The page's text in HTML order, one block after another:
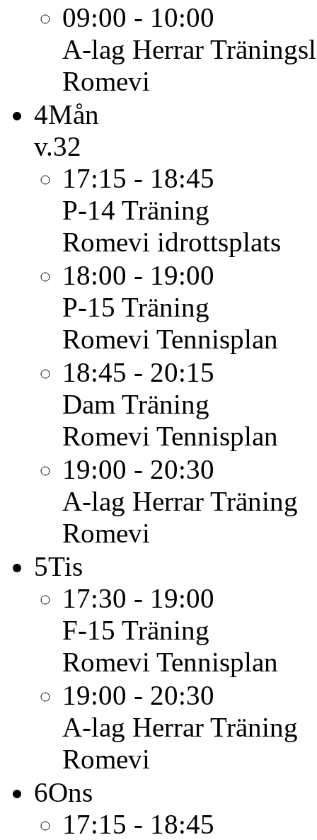
09:00 - 10:00
A-lag Herrar
Romevi
4Mån
v.32
17:15 - 18:45
P-14 Träning
Romevi idrottsplats
18:00 - 19:00
P-15 Träning
Romevi Tennisplan
18:45 - 20:15
Dam Träning
Romevi Tennisplan
19:00 - 20:30
A-lag Herrar Träning
Romevi
5Tis
17:30 - 19:00
F-15 Träning
Romevi Tennisplan
19:00 - 20:30
A-lag Herrar Träning
Romevi
6Ons
17:15 - 18:45